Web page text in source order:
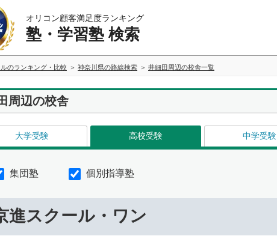
オリコン顧客満足度ランキング
塾・学習塾 検索
のランキング・比較 神奈川県の路線検索 井細田周辺の校舎一覧
周辺の校舎
大学受験 高校受験 中学受験
集団塾 個別指導塾
進スクール・ワン